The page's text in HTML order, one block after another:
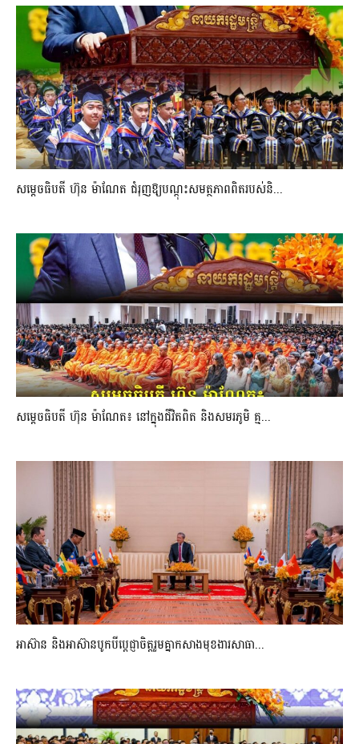
សម្តេចធិបតី ហ៊ុន ម៉ាណែត ជំរុញឱ្យបណ្តុះសមត្ថភាពពិតរបស់និ...
សម្តេចធិបតី ហ៊ុន ម៉ាណែត៖ នៅក្នុងជីវិតពិត និងសមរភូមិ គ្ម...
អាស៊ាន និងអាស៊ានបូកបីប្តេជ្ញាចិត្តរួមគ្នាកសាងមុខងារសាធា...